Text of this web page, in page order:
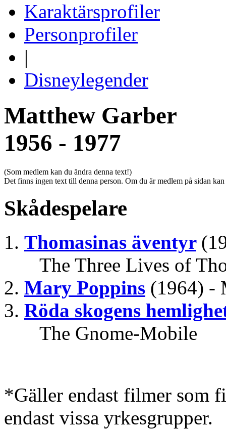
Karaktärsprofiler
Personprofiler
|
Disneylegender
Matthew Garber
1956 - 1977
(Som medlem kan du ändra denna text!)
Det finns ingen text till denna person. Om du är medlem på sidan
Skådespelare
Thomasinas äventyr
The Three Lives of
Mary Poppins (1964) -
Röda skogens
The Gnome-Mobile
*Gäller endast filmer som
endast vissa yrkesgrupper.